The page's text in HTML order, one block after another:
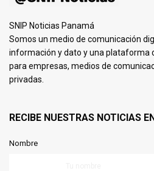
SNIP Noticias Panamá
Somos un medio de comunicación
información y dato y una plataforma
para empresas, medios de
privadas.
RECIBE NUESTRAS NOTICIAS
Nombre